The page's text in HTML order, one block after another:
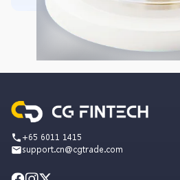
+65 6011 1415
support.cn@cgtrade.com